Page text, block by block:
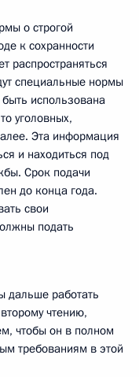
о строгой
к сохранности
распространяться
специальные нормы
использована
уголовных,
Эта информация
и находиться под
Срок подачи
до конца года.
свои
подать
дальше работать
чтению,
чтобы он в полном
требованиям в этой